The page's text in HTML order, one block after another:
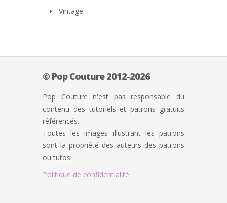
Vintage
© Pop Couture 2012-2026
Pop Couture n'est pas responsable du
contenu des tutoriels et patrons gratuits
référencés.
Toutes les images illustrant les patrons
sont la propriété des auteurs des patrons
ou tutos.
Politique de confidentialité